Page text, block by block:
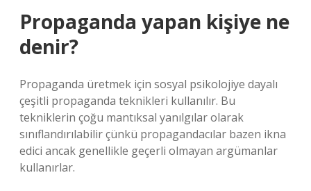
Propaganda yapan kişiye ne
denir?
Propaganda üretmek için sosyal psikolojiye dayalı
çeşitli propaganda teknikleri kullanılır. Bu
tekniklerin çoğu mantıksal yanılgılar olarak
sınıflandırılabilir çünkü propagandacılar bazen ikna
edici ancak genellikle geçerli olmayan argümanlar
kullanırlar.